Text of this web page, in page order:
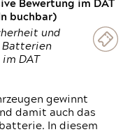
Bewertung im DAT
buchbar)
und
Batterien
DAT
gewinnt
damit auch das
In diesem